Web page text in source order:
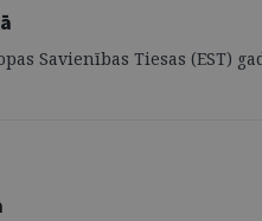
Savienības Tiesas (EST)